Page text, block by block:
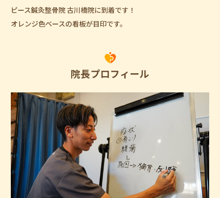
ピース鍼灸整骨院 古川橋院に到着です！
オレンジ色ベースの看板が目印です。
院長プロフィール